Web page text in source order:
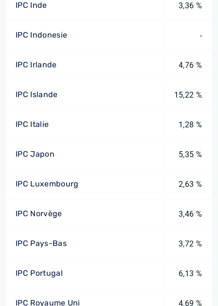
IPC Inde 3,36 %
IPC Indonesie -
IPC Irlande 4,76 %
IPC Islande 15,22 %
IPC Italie 1,28 %
IPC Japon 5,35 %
IPC Luxembourg 2,63 %
IPC Norvège 3,46 %
IPC Pays-Bas 3,72 %
IPC Portugal 6,13 %
IPC Royaume Uni 4,69 %